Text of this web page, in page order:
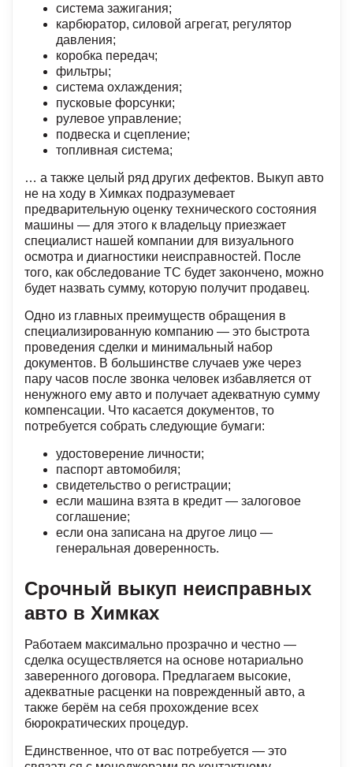
система зажигания;
карбюратор, силовой агрегат, регулятор
давления;
коробка передач;
фильтры;
система охлаждения;
пусковые форсунки;
рулевое управление;
подвеска и сцепление;
топливная система;
… а также целый ряд других дефектов. Выкуп авто
не на ходу в Химках подразумевает
предварительную оценку технического состояния
машины — для этого к владельцу приезжает
специалист нашей компании для визуального
осмотра и диагностики неисправностей. После
того, как обследование ТС будет закончено, можно
будет назвать сумму, которую получит продавец.
Одно из главных преимуществ обращения в
специализированную компанию — это быстрота
проведения сделки и минимальный набор
документов. В большинстве случаев уже через
пару часов после звонка человек избавляется от
ненужного ему авто и получает адекватную сумму
компенсации. Что касается документов, то
потребуется собрать следующие бумаги:
удостоверение личности;
паспорт автомобиля;
свидетельство о регистрации;
если машина взята в кредит — залоговое
соглашение;
если она записана на другое лицо —
генеральная доверенность.
Срочный выкуп неисправных
авто в Химках
Работаем максимально прозрачно и честно —
сделка осуществляется на основе нотариально
заверенного договора. Предлагаем высокие,
адекватные расценки на поврежденный авто, а
также берём на себя прохождение всех
бюрократических процедур.
Единственное, что от вас потребуется — это